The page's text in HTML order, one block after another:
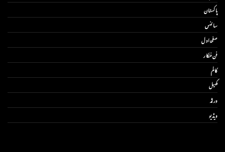
پاکستان
سائنس
صفحۂ اول
فن فنکار
کالم
کھیل
ورلڈ
ویڈیو